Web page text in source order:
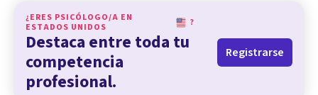
¿ERES PSICÓLOGO/A EN
ESTADOS UNIDOS
?
Destaca entre toda tu
competencia
profesional.
Registrarse